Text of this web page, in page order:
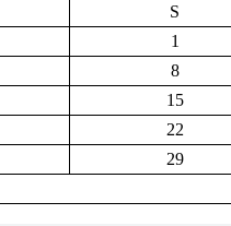
S
1
8
15
22
29